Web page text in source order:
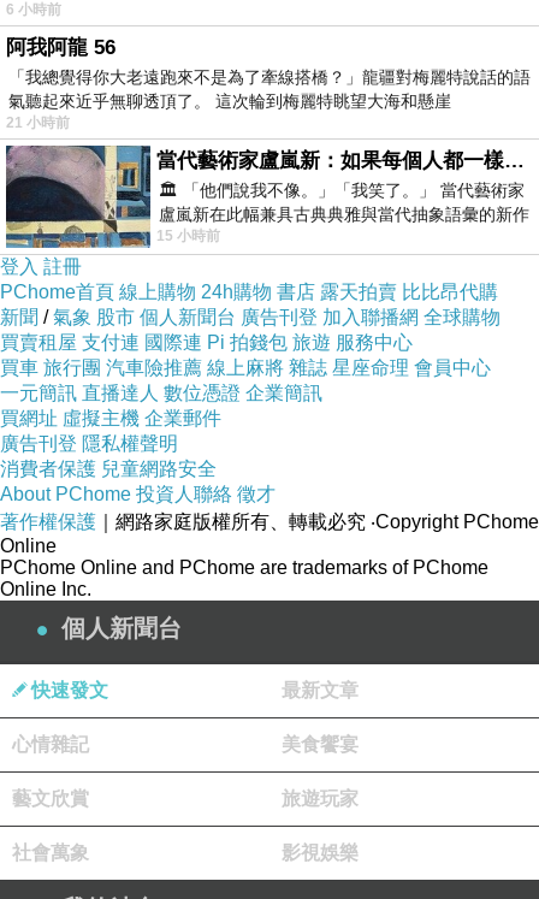
6 小時前
阿我阿龍 56
「我總覺得你大老遠跑來不是為了牽線搭橋？」龍疆對梅麗特說話的語
氣聽起來近乎無聊透頂了。 這次輪到梅麗特眺望大海和懸崖
21 小時前
當代藝術家盧嵐新：如果每個人都一樣，這世界該有多無聊？
🏛️ 「他們說我不像。」「我笑了。」 當代藝術家
盧嵐新在此幅兼具古典典雅與當代抽象語彙的新作
中，以沈靜的藍色空間為背景，描繪了
15 小時前
登入 註冊
PChome首頁 線上購物 24h購物 書店 露天拍賣 比比昂代購
新聞 /氣象 股市 個人新聞台 廣告刊登 加入聯播網 全球購物
買賣租屋 支付連 國際連 Pi 拍錢包 旅遊 服務中心
買車 旅行團 汽車險推薦 線上麻將 雜誌 星座命理 會員中心
一元簡訊 直播達人 數位憑證 企業簡訊
買網址 虛擬主機 企業郵件
廣告刊登 隱私權聲明
消費者保護 兒童網路安全
About PChome 投資人聯絡 徵才
著作權保護 ｜網路家庭版權所有、轉載必究 ‧Copyright PChome
Online
PChome Online and PChome are trademarks of PChome
Online Inc.
個人新聞台
快速發文 最新文章
心情雜記 美食饗宴
藝文欣賞 旅遊玩家
社會萬象 影視娛樂